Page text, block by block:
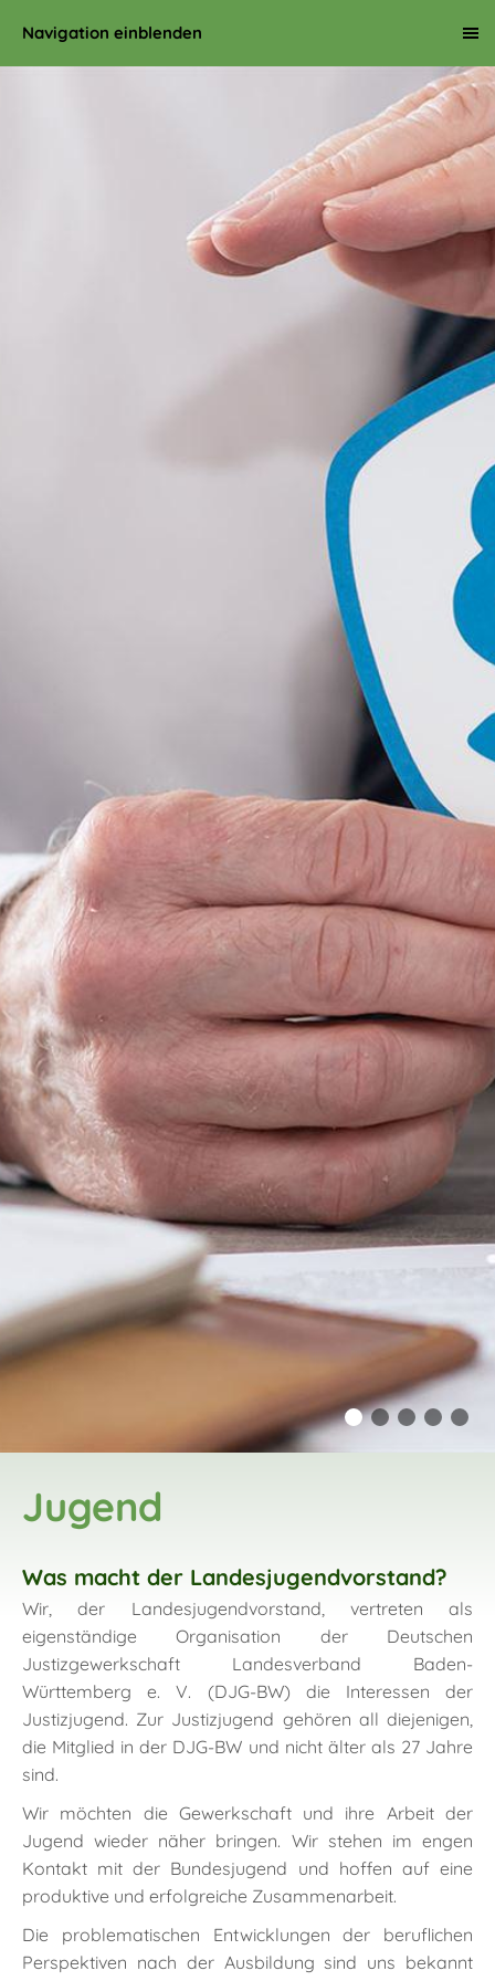
Navigation einblenden
Jugend
Was macht der Landesjugendvorstand?
Wir, der Landesjugendvorstand, vertreten als
eigenständige Organisation der Deutschen
Justizgewerkschaft Landesverband Baden-
Württemberg e. V. (DJG-BW) die Interessen der
Justizjugend. Zur Justizjugend gehören all diejenigen,
die Mitglied in der DJG-BW und nicht älter als 27 Jahre
sind.
Wir möchten die Gewerkschaft und ihre Arbeit der
Jugend wieder näher bringen. Wir stehen im engen
Kontakt mit der Bundesjugend und hoffen auf eine
produktive und erfolgreiche Zusammenarbeit.
Die problematischen Entwicklungen der beruflichen
Perspektiven nach der Ausbildung sind uns bekannt